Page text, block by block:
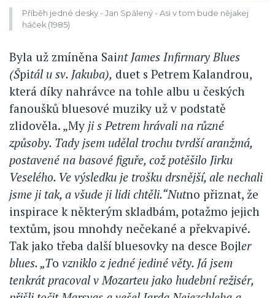
Příběh jedné desky - Jan Spálený - Asi v tom bude nějakej
háček (1985)
Byla už zmíněna Saint James Infirmary Blues
(Špitál u sv. Jakuba), duet s Petrem Kalandrou,
která díky nahrávce na tohle albu u českých
fanoušků bluesové muziky už v podstatě
zlidověla. „My ji s Petrem hrávali na různé
způsoby. Tady jsem udělal trochu tvrdší aranžmá,
postavené na basové figuře, což potěšilo Jirku
Veselého. Ve výsledku je trošku drsnější, ale nechali
jsme ji tak, a všude ji lidi chtěli.“Nutno přiznat, že
inspirace k některým skladbám, potažmo jejich
textům, jsou mnohdy nečekané a překvapivé.
Tak jako třeba další bluesovky na desce Bojler
blues. „To vzniklo z jedné jediné věty. Já jsem
tenkrát pracoval v Mozarteu jako hudební režisér,